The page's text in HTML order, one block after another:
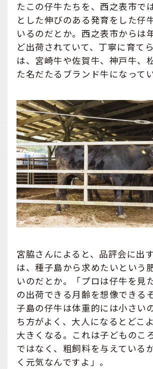
たこの仔牛たちを、西之表市で
とした伸びのある発育をした仔
いるのだとか。西之表市からは
ど出荷されていて、丁寧に育て
は、宮崎牛や佐賀牛、神戸牛、
た名だたるブランド牛になってい
宮脇さんによると、品評会に出
は、種子島から求めたいという
いのだとか。「プロは仔牛を見
の出荷できる月齢を想像できる
子島の仔牛は体重的には小さい
ち方がよく、大人になるとどこ
大きくなる。これは子どものこ
ではなく、粗飼料を与えている
く元気なんですよ」。